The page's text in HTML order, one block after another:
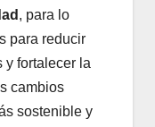
, para lo
para reducir
y fortalecer la
cambios
sostenible y